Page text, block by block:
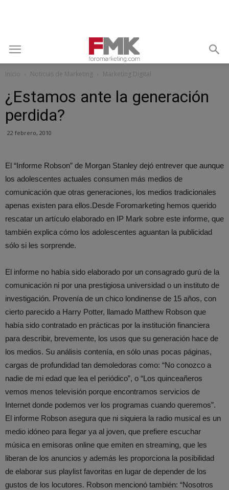
Inicio Noticias de Marketing Marketing Digital
¿Estamos ante la generación
perdida?
22 febrero, 2010
El “Informe Robson” de Morgan Stanley dejó entrever que aunque
los adolescentes actuales consumen más medios de
comunicación que otras generaciones, los medios tradicionales
apenas existen para ellos.Desde Foromarketing hemos querido
rescatar un artículo elaborado en IP Mark sobre este informe, que
también explica cómo los adolescentes aguantan la publicidad
sólo si les sorprende.
El informe no había sido elaborado por un consagrado gurú de la
comunicación ni por una prestigiosa universidad o un instituto de
investigación. Provenía de un chico londinense de 15 años, con
cierto parecido a Harry Potter, llamado Matthew Robson que
había sido contratado en prácticas por la institución financiera
para describir, brevemente, los usos que su generación hace de
los medios. Su análisis contenía, en sólo unas pocas páginas,
cargas de profundidad tan demoledoras como: “No conozco a
nadie de mi edad que lea el periódico”, o “Los quinceañeros
vemos menos televisión porque encontramos servicios de
Internet donde podemos ver los programas cuando queremos”.
El informe Robson asegura que ni siquiera la radio musical es un
medio idóneo para llegar ya al joven, que prefiere escuchar
música en emisoras online que emiten en streaming, que les
liberan de los anuncios y además les proporciona la posibilidad
de elaborar sus playlist favoritas en lugar de depender de los
gustos de los locutores. Robson mencionó también: “Nosotros